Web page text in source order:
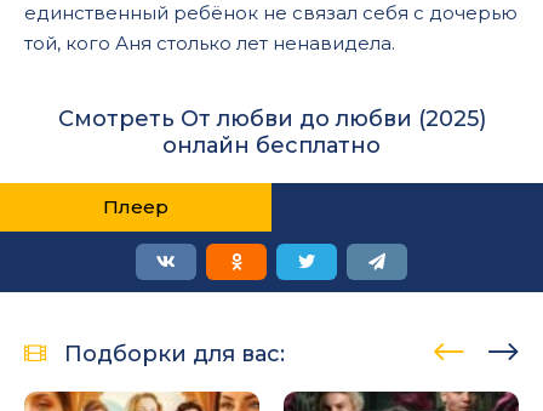
единственный ребёнок не связал себя с дочерью
той, кого Аня столько лет ненавидела.
Смотреть От любви до любви (2025)
онлайн бесплатно
Плеер
Подборки для вас: